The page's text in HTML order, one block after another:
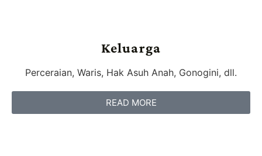
Keluarga
Perceraian, Waris, Hak Asuh Anah, Gonogini, dll.
READ MORE